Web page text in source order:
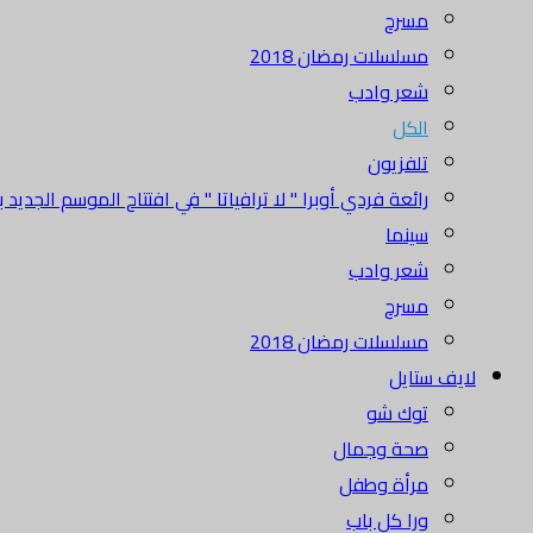
مسرح
مسلسلات رمضان 2018
شعر وادب
الكل
تلفزيون
رائعة فردي أوبرا " لا ترافياتا " في افتتاح الموسم الجديد
سينما
شعر وادب
مسرح
مسلسلات رمضان 2018
لايف ستايل
توك شو
صحة وجمال
مرأة وطفل
ورا كل باب